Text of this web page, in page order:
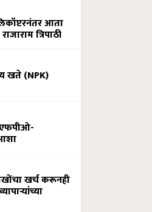
आता
त्रिपाठी
खते (NPK)
एफपीओ-
खर्च करूनही